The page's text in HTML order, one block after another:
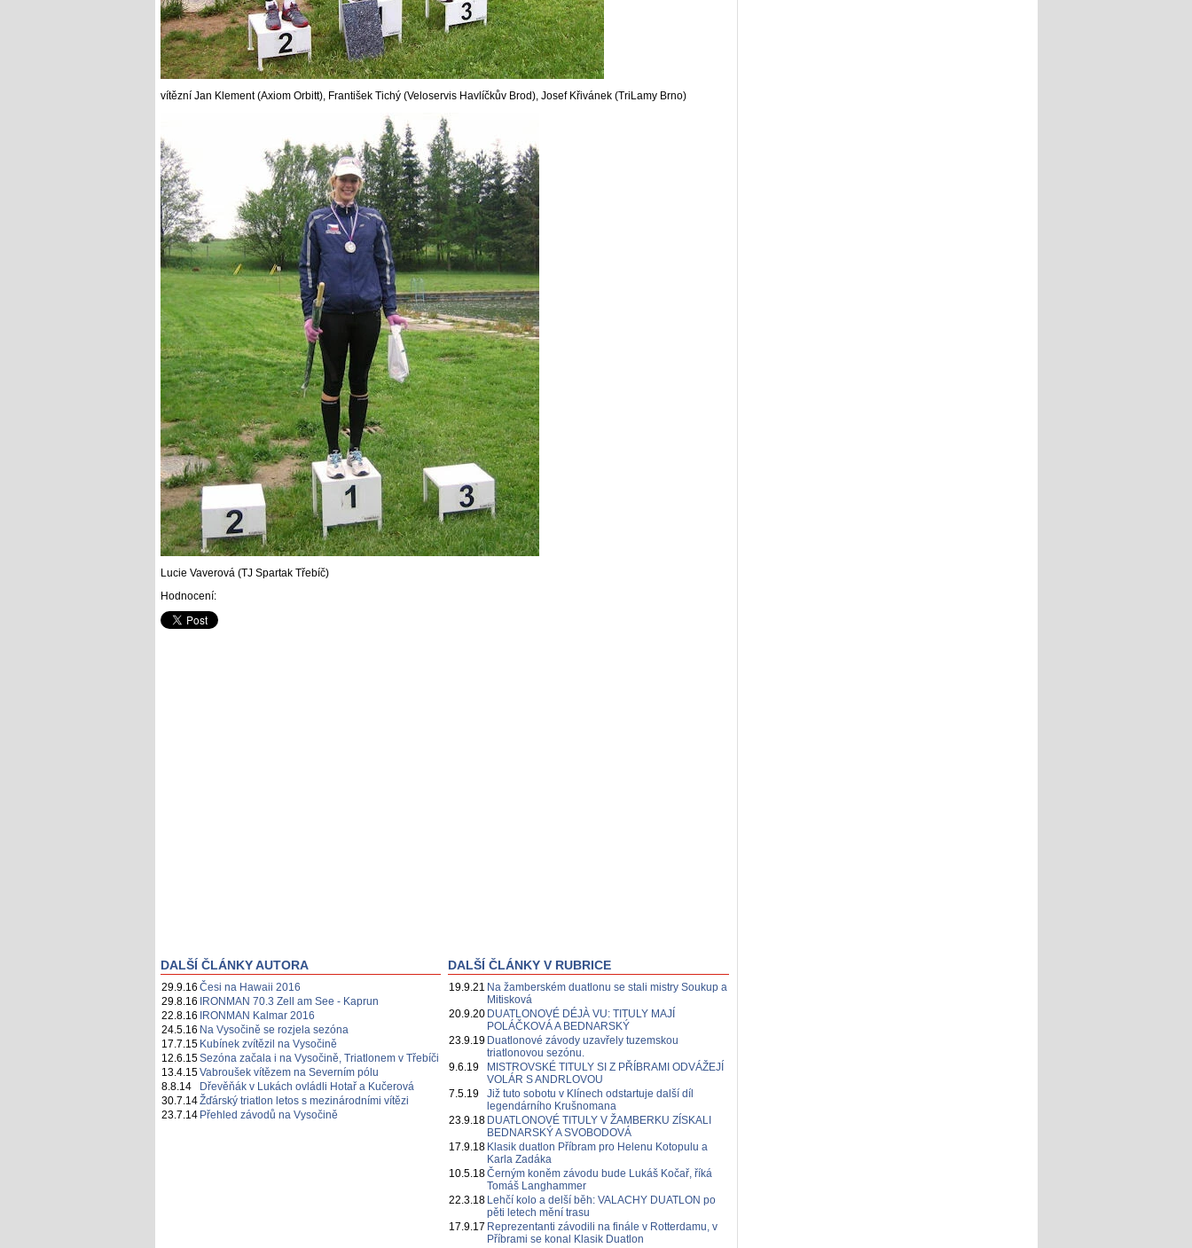
vítězní Jan Klement (Axiom Orbitt), František Tichý (Veloservis Havlíčkův Brod), Josef Křivánek (TriLamy Brno)
Lucie Vaverová (TJ Spartak Třebíč)
Hodnocení:
DALŠÍ ČLÁNKY AUTORA
29.9.16 Česi na Hawaii 2016
29.8.16 IRONMAN 70.3 Zell am See - Kaprun
22.8.16 IRONMAN Kalmar 2016
24.5.16 Na Vysočině se rozjela sezóna
17.7.15 Kubínek zvítězil na Vysočině
12.6.15Sezóna začala i na Vysočině, Triatlonem v Třebíči
13.4.15Vabroušek vítězem na Severním pólu
8.8.14
Dřevěňák v Lukách ovládli Hotař a Kučerová
30.7.14Žďárský triatlon letos s mezinárodními vítězi
23.7.14 Přehled závodů na Vysočině
DALŠÍ ČLÁNKY V RUBRICE
19.9.21 Na žamberském duatlonu se stali mistry Soukup a
Mitisková
20.9.20 DUATLONOVÉ DÉJÀ VU: TITULY MAJÍ
POLÁČKOVÁ A BEDNARSKÝ
23.9.19 Duatlonové závody uzavřely tuzemskou
triatlonovou sezónu.
9.6.19
MISTROVSKÉ TITULY SI Z PŘÍBRAMI ODVÁŽEJÍ
VOLÁR S ANDRLOVOU
7.5.19
Již tuto sobotu v Klínech odstartuje další díl
legendárního Krušnomana
23.9.18 DUATLONOVÉ TITULY V ŽAMBERKU ZÍSKALI
BEDNARSKÝ A SVOBODOVÁ
17.9.18 Klasik duatlon Příbram pro Helenu Kotopulu a
Karla Zadáka
10.5.18Černým koněm závodu bude Lukáš Kočař, říká
Tomáš Langhammer
22.3.18 Lehčí kolo a delší běh: VALACHY DUATLON po
pěti letech mění trasu
17.9.17 Reprezentanti závodili na finále v Rotterdamu, v
Příbrami se konal Klasik Duatlon